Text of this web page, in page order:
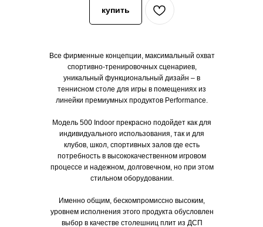
купить
Все фирменные концепции, максимальный охват
спортивно-тренировочных сценариев,
уникальный функциональный дизайн – в
теннисном столе для игры в помещениях из
линейки премиумных продуктов Performance.
Модель 500 Indoor прекрасно подойдет как для
индивидуального использования, так и для
клубов, школ, спортивных залов где есть
потребность в высококачественном игровом
процессе и надежном, долговечном, но при этом
стильном оборудовании.
Именно общим, бескомпромиссно высоким,
уровнем исполнения этого продукта обусловлен
выбор в качестве столешниц плит из ДСП